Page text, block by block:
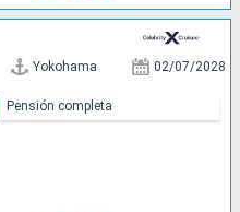
Yokohama 02/07/2028
Pensión completa